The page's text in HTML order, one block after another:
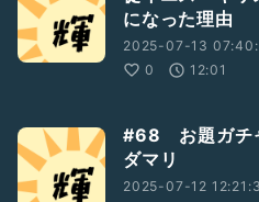
になった理由
2025-07-13
0
12:01
#68 お題ガチ
ダマリ
2025-07-12